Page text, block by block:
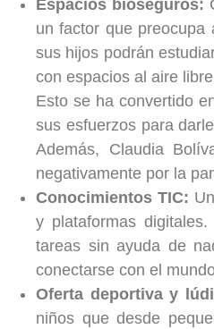
Espacios bioseguros:
un factor que preocupa
sus hijos podrán
con espacios al aire
Esto se ha convertido
sus esfuerzos para
Además, Claudia
negativamente por la
Conocimientos TIC:
y plataformas
tareas sin ayuda de
conectarse con el
Oferta deportiva y
niños que desde